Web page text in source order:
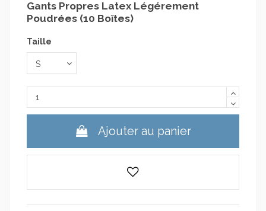
Gants Propres Latex Légérement
Poudrées (10 Boîtes)
Taille
Ajouter au panier